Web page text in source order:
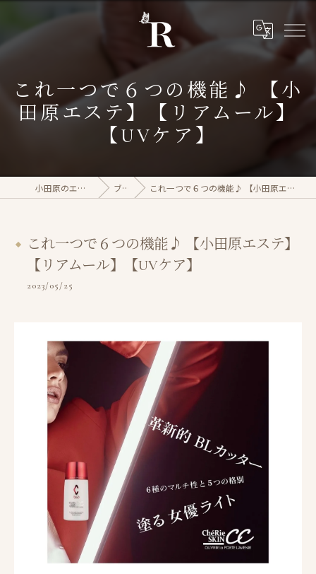
これ一つで６つの機能♪ 【小
田原エステ】【リアムール】
【UVケア】
小田原のエステならrasera ブログ これ一つで６つの機能♪ 【小田原エステ】【リアムール】【UVケア】
これ一つで６つの機能♪ 【小田原エステ】
【リアムール】【UVケア】
2023/05/25